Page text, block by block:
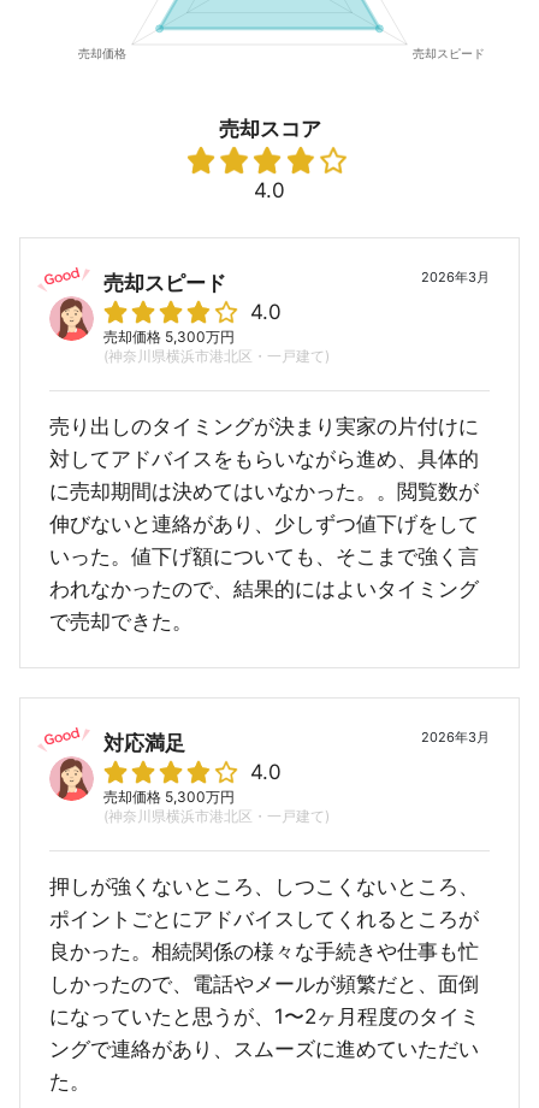
売却スコア
4.0
2026年3月
売却スピード
4.0
売却価格 5,300万円
(神奈川県横浜市港北区・一戸建て)
売り出しのタイミングが決まり実家の片付けに
対してアドバイスをもらいながら進め、具体的
に売却期間は決めてはいなかった。。閲覧数が
伸びないと連絡があり、少しずつ値下げをして
いった。値下げ額についても、そこまで強く言
われなかったので、結果的にはよいタイミング
で売却できた。
2026年3月
対応満足
4.0
売却価格 5,300万円
(神奈川県横浜市港北区・一戸建て)
押しが強くないところ、しつこくないところ、
ポイントごとにアドバイスしてくれるところが
良かった。相続関係の様々な手続きや仕事も忙
しかったので、電話やメールが頻繁だと、面倒
になっていたと思うが、1〜2ヶ月程度のタイミ
ングで連絡があり、スムーズに進めていただい
た。